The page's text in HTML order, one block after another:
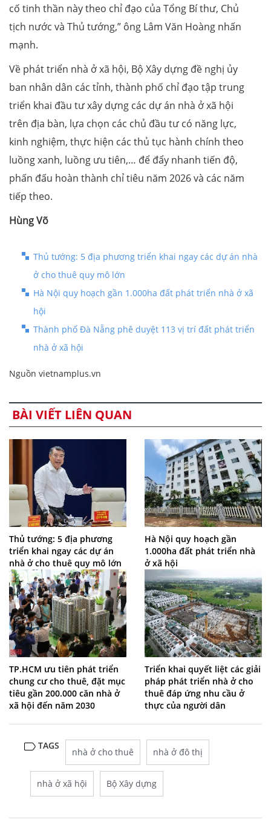
cố tinh thần này theo chỉ đạo của Tổng Bí thư, Chủ
tịch nước và Thủ tướng,” ông Lâm Văn Hoàng nhấn
mạnh.
Về phát triển nhà ở xã hội, Bộ Xây dựng đề nghị ủy
ban nhân dân các tỉnh, thành phố chỉ đạo tập trung
triển khai đầu tư xây dựng các dự án nhà ở xã hội
trên địa bàn, lựa chọn các chủ đầu tư có năng lực,
kinh nghiệm, thực hiện các thủ tục hành chính theo
luồng xanh, luồng ưu tiên,… để đẩy nhanh tiến độ,
phấn đấu hoàn thành chỉ tiêu năm 2026 và các năm
tiếp theo.
Hùng Võ
Thủ tướng: 5 địa phương triển khai ngay các dự án nhà
ở cho thuê quy mô lớn
Hà Nội quy hoạch gần 1.000ha đất phát triển nhà ở xã
hội
Thành phố Đà Nẵng phê duyệt 113 vị trí đất phát triển
nhà ở xã hội
Nguồn vietnamplus.vn
BÀI VIẾT LIÊN QUAN
Thủ tướng: 5 địa phương
triển khai ngay các dự án
nhà ở cho thuê quy mô lớn
Hà Nội quy hoạch gần
1.000ha đất phát triển nhà
ở xã hội
TP.HCM ưu tiên phát triển
chung cư cho thuê, đặt mục
tiêu gần 200.000 căn nhà ở
xã hội đến năm 2030
Triển khai quyết liệt các giải
pháp phát triển nhà ở cho
thuê đáp ứng nhu cầu ở
thực của người dân
TAGS
nhà ở cho thuê nhà ở đô thị
nhà ở xã hội Bộ Xây dựng